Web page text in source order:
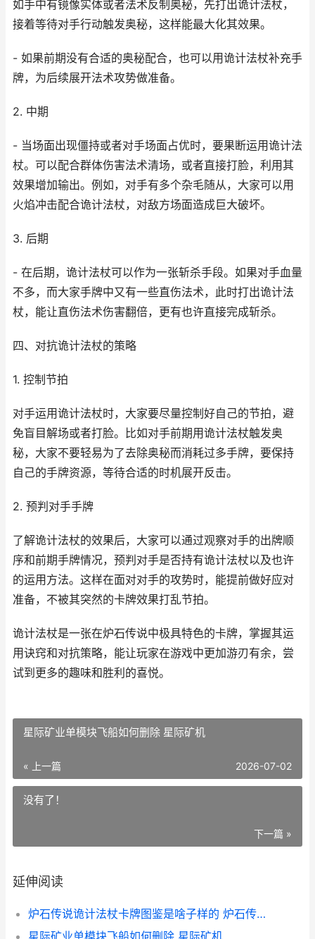
如手中有镜像实体或者法术反制奥秘，先打出诡计法杖，
接着等待对手行动触发奥秘，这样能最大化其效果。
- 如果前期没有合适的奥秘配合，也可以用诡计法杖补充手
牌，为后续展开法术攻势做准备。
2. 中期
- 当场面出现僵持或者对手场面占优时，要果断运用诡计法
杖。可以配合群体伤害法术清场，或者直接打脸，利用其
效果增加输出。例如，对手有多个杂毛随从，大家可以用
火焰冲击配合诡计法杖，对敌方场面造成巨大破坏。
3. 后期
- 在后期，诡计法杖可以作为一张斩杀手段。如果对手血量
不多，而大家手牌中又有一些直伤法术，此时打出诡计法
杖，能让直伤法术伤害翻倍，更有也许直接完成斩杀。
四、对抗诡计法杖的策略
1. 控制节拍
对手运用诡计法杖时，大家要尽量控制好自己的节拍，避
免盲目解场或者打脸。比如对手前期用诡计法杖触发奥
秘，大家不要轻易为了去除奥秘而消耗过多手牌，要保持
自己的手牌资源，等待合适的时机展开反击。
2. 预判对手手牌
了解诡计法杖的效果后，大家可以通过观察对手的出牌顺
序和前期手牌情况，预判对手是否持有诡计法杖以及也许
的运用方法。这样在面对对手的攻势时，能提前做好应对
准备，不被其突然的卡牌效果打乱节拍。
诡计法杖是一张在炉石传说中极具特色的卡牌，掌握其运
用诀窍和对抗策略，能让玩家在游戏中更加游刃有余，尝
试到更多的趣味和胜利的喜悦。
星际矿业单模块飞船如何删除 星际矿机
« 上一篇 2026-07-02
没有了！
下一篇 »
延伸阅读
炉石传说诡计法杖卡牌图鉴是啥子样的 炉石传说法术大全
星际矿业单模块飞船如何删除 星际矿机